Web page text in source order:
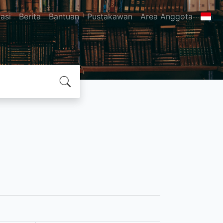
Berita Bantuan Pustakawan Area Anggota